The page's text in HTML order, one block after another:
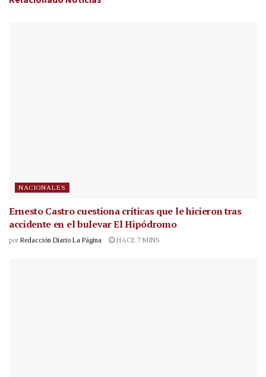
NACIONALES
Ernesto Castro cuestiona críticas que le hicieron tras
accidente en el bulevar El Hipódromo
por Redacción Diario La Página HACE 7 MINS